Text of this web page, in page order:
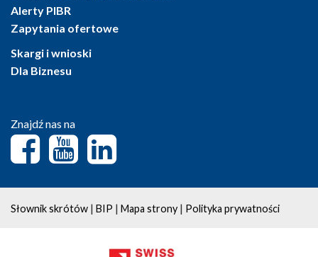
Alerty PIBR
Zapytania ofertowe
Skargi i wnioski
Dla Biznesu
Znajdź nas na
Słownik skrótów | BIP | Mapa strony | Polityka prywatności